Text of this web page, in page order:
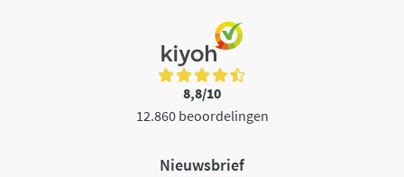
8,8/10
12.860 beoordelingen
Nieuwsbrief